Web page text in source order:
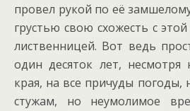
провел рукой по её
грустью свою схожесть с
лиственницей. Вот ведь
один десяток лет, несмотря
края, на все причуды погоды,
стужам, но неумолимое